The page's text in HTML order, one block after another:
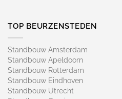
TOP BEURZENSTEDEN
Standbouw Amsterdam
Standbouw Apeldoorn
Standbouw Rotterdam
Standbouw Eindhoven
Standbouw Utrecht